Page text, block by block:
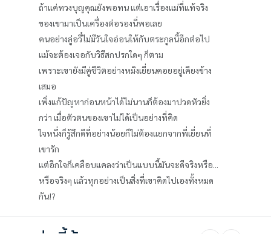
ถ้าแค่ทวงบุญคุณยังพอทน แต่เอาเรื่องแม่ที่แท้จริง
ของเขามาเป็นเครื่องต่อรองนี่พอเลย
คนอย่างลู่อวี๋ไม่มีวันใจอ่อนให้กับตระกูลนี้อีกต่อไป
แม้จะต้องเจอกับวิธีสกปรกใดๆ ก็ตาม
เพราะเขายังมีคู่ชีวิตอย่างหมิงเยี่ยนคอยอยู่เคียงข้าง
เสมอ
เพิ่งแก้ปัญหาก่อนหน้าได้ไม่นานก็ต้องมาปวดหัวยิ่ง
กว่า เมื่อตัวตนของเขาไม่ได้เป็นอย่างที่คิด
ใจหนึ่งก็รู้สึกดีที่อย่างน้อยก็ไม่ต้องแยกจากพี่เยี่ยนที่
เขารัก
แต่อีกใจก็เคลือบแคลงว่าเป็นแบบนี้มันจะดีจริงหรือ...
หรือจริงๆ แล้วทุกอย่างเป็นสิ่งที่เขาคิดไปเองทั้งหมด
กัน!?